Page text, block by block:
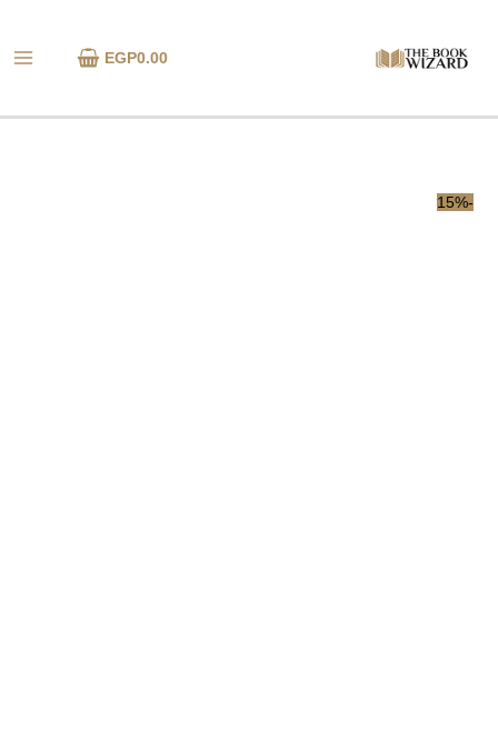
المحتوى
EGP0.00
-15%
حكايات